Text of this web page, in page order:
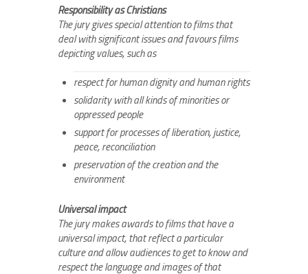
Responsibility as Christians
The jury gives special attention to films that
deal with significant issues and favours films
depicting values, such as
respect for human dignity and human rights
solidarity with all kinds of minorities or
oppressed people
support for processes of liberation, justice,
peace, reconciliation
preservation of the creation and the
environment
Universal impact
The jury makes awards to films that have a
universal impact, that reflect a particular
culture and allow audiences to get to know and
respect the language and images of that